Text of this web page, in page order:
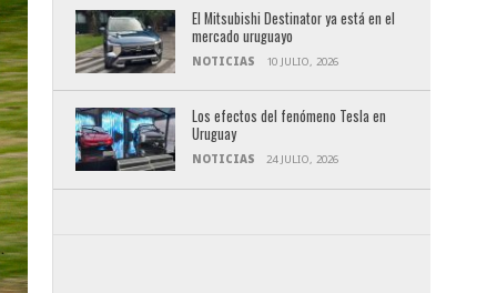
El Mitsubishi Destinator ya está en el
mercado uruguayo
NOTICIAS 10 JULIO, 2026
Los efectos del fenómeno Tesla en
Uruguay
NOTICIAS 24 JULIO, 2026